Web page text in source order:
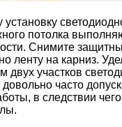
установку
потолка
Снимите
ленту на карниз.
двух участков
часто
в следствии